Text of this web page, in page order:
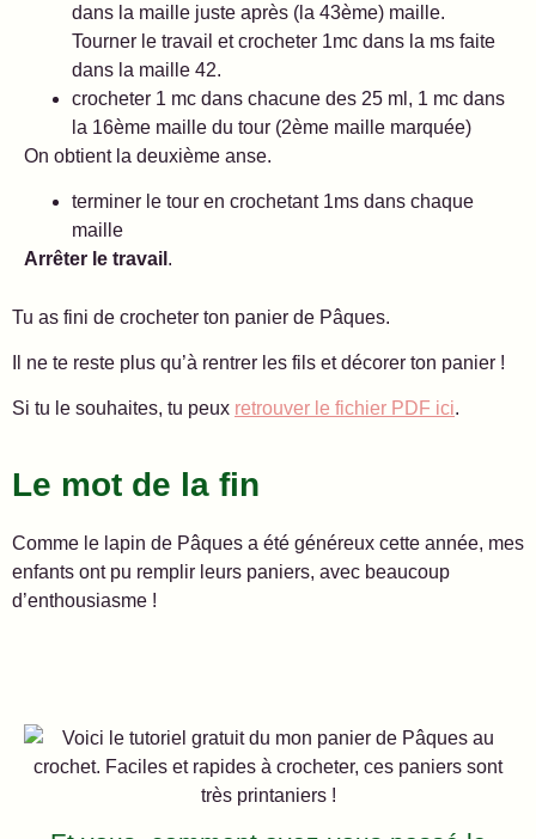
dans la maille juste après (la 43ème) maille.
Tourner le travail et crocheter 1mc dans la ms faite
dans la maille 42.
crocheter 1 mc dans chacune des 25 ml, 1 mc dans
la 16ème maille du tour (2ème maille marquée)
On obtient la deuxième anse.
terminer le tour en crochetant 1ms dans chaque
maille
Arrêter le travail .
Tu as fini de crocheter ton panier de Pâques.
Il ne te reste plus qu’à rentrer les fils et décorer ton panier !
Si tu le souhaites, tu peux retrouver le fichier PDF ici.
Le mot de la fin
Comme le lapin de Pâques a été généreux cette année, mes
enfants ont pu remplir leurs paniers, avec beaucoup
d’enthousiasme !